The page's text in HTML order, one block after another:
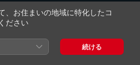
、お住まいの地域に特化したコ
ださい
続ける